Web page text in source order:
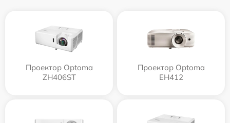
Проектор Optoma
ZH406ST
Проектор Optoma
EH412